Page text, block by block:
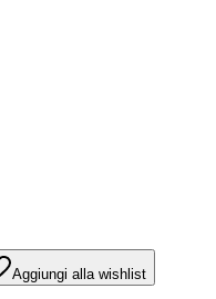
Aggiungi alla wishlist